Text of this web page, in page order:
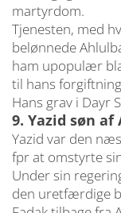
martyrdom.
Tjenesten, med
belønnede
ham upopulær
til hans
Hans grav i Dayr
9. Yazid søn
Yazid var den
fpr at omstyrte
Under sin
den uretfærdige